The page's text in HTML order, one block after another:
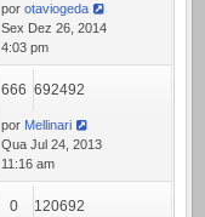
por otaviogeda
Sex Dez 26, 2014
4:03 pm
666 692492
por Mellinari
Qua Jul 24, 2013
11:16 am
0 120692